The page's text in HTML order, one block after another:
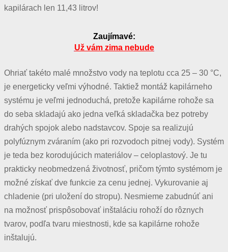
kapilárach len 11,43 litrov!
Zaujímavé:
Už vám zima nebude
Ohriať takéto malé množstvo vody na teplotu cca 25 – 30 °C,
je energeticky veľmi výhodné. Taktiež montáž kapilárneho
systému je veľmi jednoduchá, pretože kapilárne rohože sa
do seba skladajú ako jedna veľká skladačka bez potreby
drahých spojok alebo nadstavcov. Spoje sa realizujú
polyfúznym zváraním (ako pri rozvodoch pitnej vody). Systém
je teda bez korodujúcich materiálov – celoplastový. Je tu
prakticky neobmedzená životnosť, pričom týmto systémom je
možné získať dve funkcie za cenu jednej. Vykurovanie aj
chladenie (pri uložení do stropu). Nesmieme zabudnúť ani
na možnosť prispôsobovať inštaláciu rohoží do rôznych
tvarov, podľa tvaru miestnosti, kde sa kapilárne rohože
inštalujú.